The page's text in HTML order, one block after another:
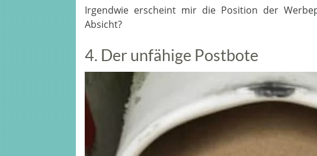
Irgendwie erscheint mir die Position der
Absicht?
4. Der unfähige Postbote